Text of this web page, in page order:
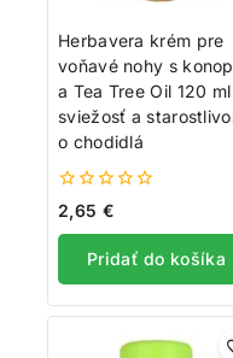
Herbavera krém pre
voňavé nohy s
a Tea Tree Oil 120
sviežosť a
o chodidlá
0
z
5
2,65 €
Pridať do košíka